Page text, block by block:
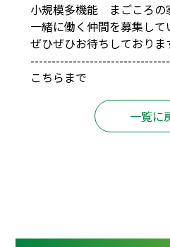
小規模多機能 まごころの
一緒に働く仲間を募集して
ぜひぜひお待ちしておりま
こちらまで
一覧に